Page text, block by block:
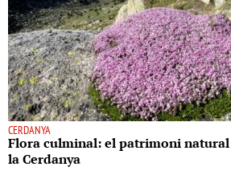
CERDANYA
Flora culminal: el patrimoni natural
la Cerdanya